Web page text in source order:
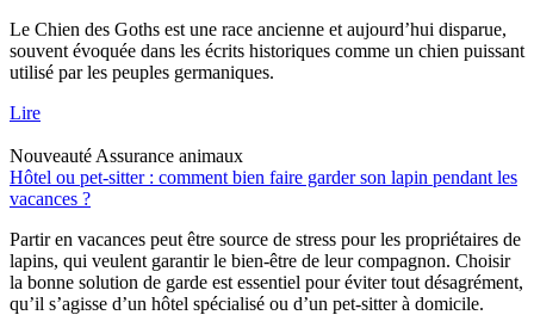
Le Chien des Goths est une race ancienne et aujourd’hui disparue,
souvent évoquée dans les écrits historiques comme un chien puissant
utilisé par les peuples germaniques.
Lire
Nouveauté Assurance animaux
Hôtel ou pet-sitter : comment bien faire garder son lapin pendant les
vacances ?
Partir en vacances peut être source de stress pour les propriétaires de
lapins, qui veulent garantir le bien-être de leur compagnon. Choisir
la bonne solution de garde est essentiel pour éviter tout désagrément,
qu’il s’agisse d’un hôtel spécialisé ou d’un pet-sitter à domicile.